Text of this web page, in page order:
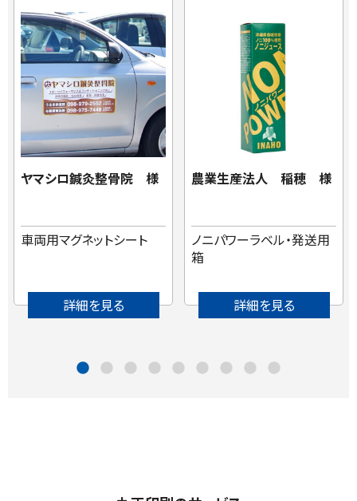
ヤマシロ鍼灸整骨院 様
車両用マグネットシート
詳細を見る
農業生産法人 稲穂 様
ノニパワーラベル・発送用
箱
詳細を見る